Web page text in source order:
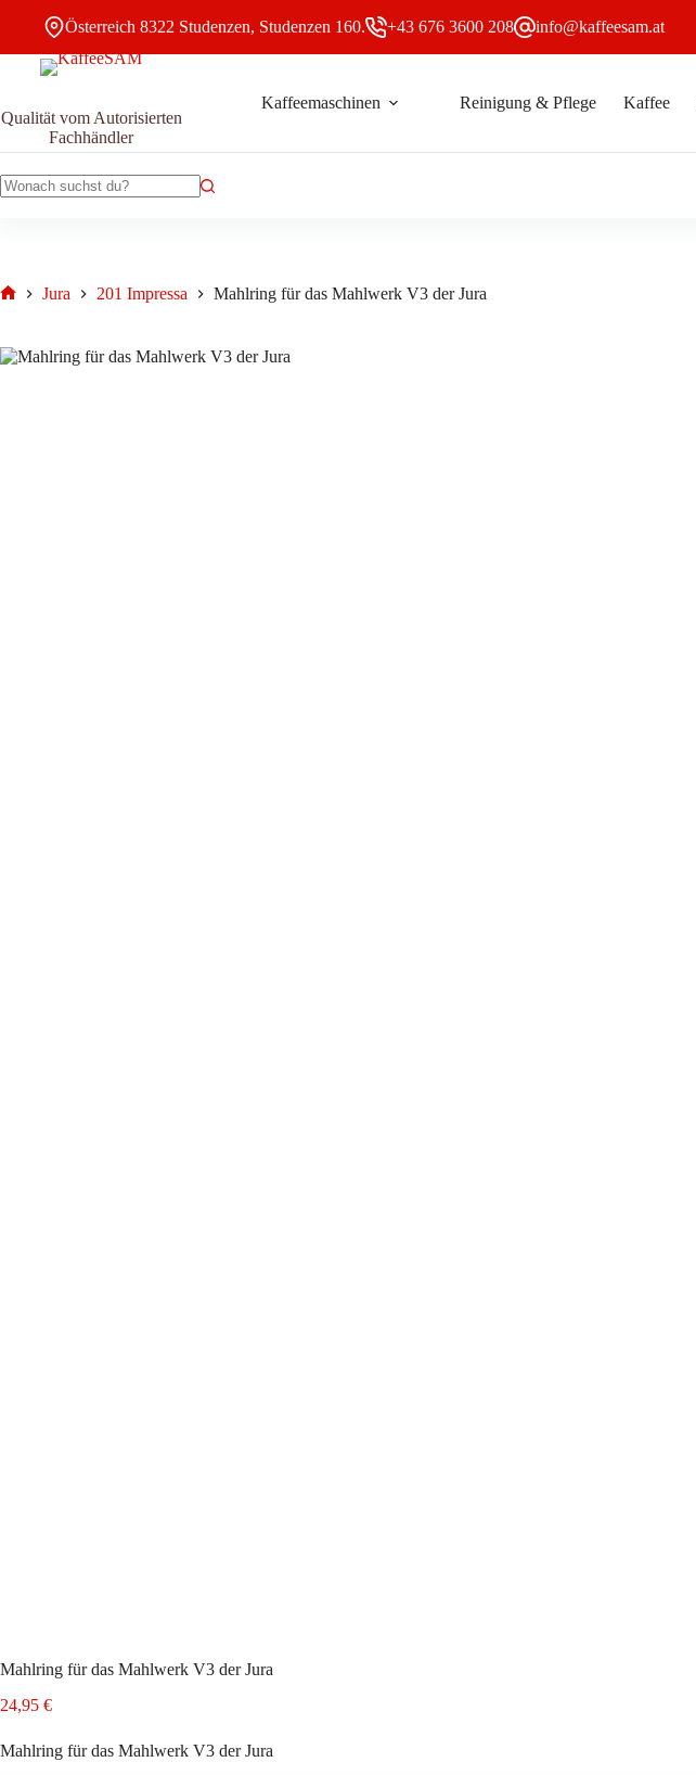
Mahlring für das Mahlwerk V3 der Jura
24,95€
Mahlring
Österreich 8322 Studenzen, Studenzen 160. +43 676 3600 208 info@kaffeesam.at
Qualität vom Autorisierten
Fachhändler
Kaffeemaschinen Reinigung & Pflege Kaffee
Jura 201 Impressa Mahlring für das Mahlwerk V3 der Jura
Mahlring für das Mahlwerk V3 der Jura
24,95 €
Mahlring für das Mahlwerk V3 der Jura